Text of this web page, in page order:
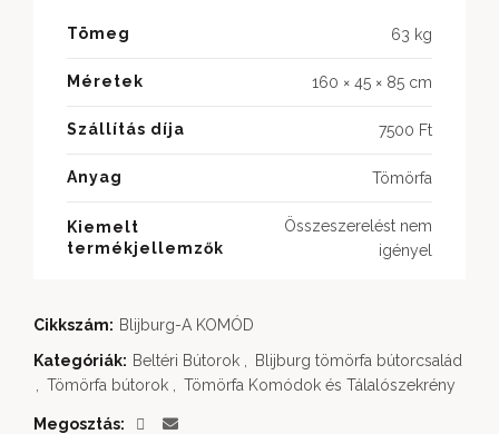
Tömeg 63 kg
Méretek 160 × 45 × 85 cm
Szállítás díja 7500 Ft
Anyag Tömörfa
Kiemelt
termékjellemzők
Összeszerelést nem
igényel
Cikkszám: Blijburg-A KOMÓD
Kategóriák: Beltéri Bútorok
Blijburg tömörfa bútorcsalád
Tömörfa bútorok Tömörfa Komódok és Tálalószekrény
Megosztás